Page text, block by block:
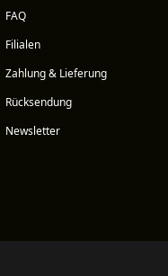
FAQ
Filialen
Zahlung & Lieferung
Rücksendung
Newsletter